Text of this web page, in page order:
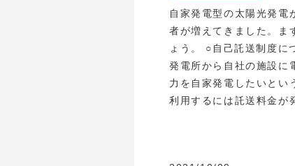
自家発電型の太陽光発電
者が増えてきました。ま
ょう。 ○自己託送制度に
発電所から自社の施設に
力を自家発電したいとい
利用するには託送料金